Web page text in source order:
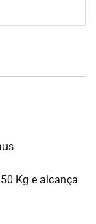
Kg e alcança